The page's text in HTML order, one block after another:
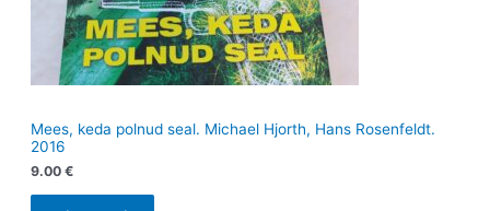
Mees, keda polnud seal. Michael Hjorth, Hans Rosenfeldt.
2016
9.00 €